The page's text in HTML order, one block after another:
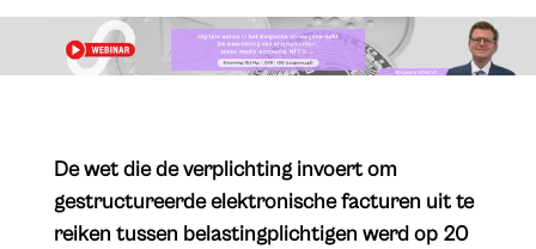
De wet die de verplichting invoert om
gestructureerde elektronische facturen uit te
reiken tussen belastingplichtigen werd op 20